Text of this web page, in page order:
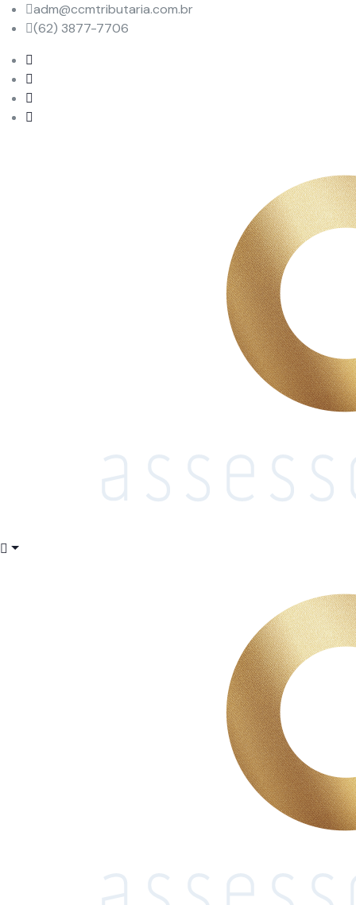
adm@ccmtributaria.com.br
(62) 3877-7706